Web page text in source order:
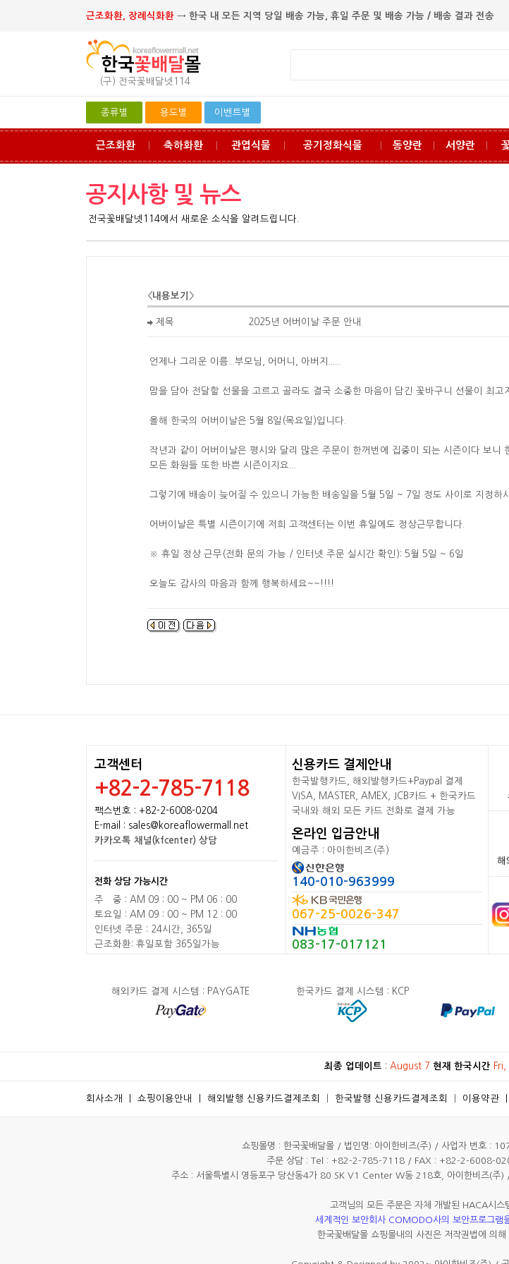
근조화환, 장례식화환 → 한국 내 모든 지역 당일 배송 가능, 휴일 주문 및 배송 가능 / 배송 결과 전송
(구) 전국꽃배달넷114
종류별 용도별 이벤트별
근조화환 축하화환 관엽식물 공기정화식물 동양란 서양란
공지사항 및 뉴스
전국꽃배달넷114에서 새로운 소식을 알려드립니다.
<내용보기 >
제목 2025년 어버이날 주문 안내
언제나 그리운 이름...부모님, 어머니, 아버지......
맘을 담아 전달할 선물을 고르고 골라도 결국 소중한 마음이 담긴 꽃바구니 선물이 최고
올해 한국의 어버이날은 5월 8일(목요일)입니다.
작년과 같이 어버이날은 평시와 달리 많은 주문이 한꺼번에 집중이 되는 시즌이다 보니
모든 화원들 또한 바쁜 시즌이지요...
그렇기에 배송이 늦어질 수 있으니 가능한 배송일을 5월 5일 ~ 7일 정도 사이로 지정하
어버이날은 특별 시즌이기에 저희 고객센터는 이번 휴일에도 정상근무합니다.
※ 휴일 정상 근무(전화 문의 가능 / 인터넷 주문 실시간 확인): 5월 5일 ~ 6일
오늘도 감사의 마음과 함께 행복하세요~~!!!!
고객센터
+82-2-785-7118
팩스번호 : +82-2-6008-0204
E-mail : sales@koreaflowermall.net
카카오톡 채널(kfcenter) 상담
전화 상담 가능시간
주
중 : AM 09 : 00 ~ PM 06 : 00
토요일 : AM 09 : 00 ~ PM 12 : 00
인터넷 주문 : 24시간, 365일
근조화환: 휴일포함 365일가능
신용카드 결제안내
한국발행카드, 해외발행카드+Paypal 결제
VISA, MASTER, AMEX, JCB카드 + 한국카드
국내와 해외 모든 카드 전화로 결제 가능
온라인 입금안내
예금주 : 아이한비즈(주)
140-010-963999
067-25-0026-347
083-17-017121
해
해외카드 결제 시스템 : PAYGATE 한국카드 결제 시스템 : KCP
최종 업데이트 : August 7 현재 한국시간
회사소개 쇼핑이용안내 해외발행 신용카드결제조회 한국발행 신용카드결제조회 이용약관
쇼핑몰명 : 한국꽃배달몰 / 법인명: 아이한비즈(주) / 사업자 번호 :
주문 상담 : Tel : +82-2-785-7118 / FAX : +82-2-6008-
주소 : 서울특별시 영등포구 당산동4가 80 SK V1 Center W동 218호, 아이한비즈(
고객님의 모든 주문은 자체 개발된 HACA시스
세계적인 보안회사 COMODO사의 보안프로그램
한국꽃배달몰 쇼핑몰내의 사진은 저작권법에 의